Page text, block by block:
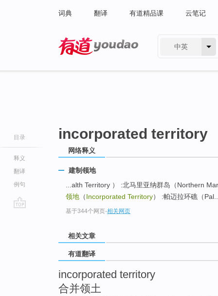
词典 翻译 有道精品课 云笔记
中英
目录
释义
翻译
例句
incorporated territory
网络释义
建制领地
...alth Territory ） :北马里亚纳群岛（Northern
领地 （Incorporated Territory） :帕迈拉环礁（Pal..
基于344个网页-相关网页
相关文章
有道翻译
incorporated territory
合并领土